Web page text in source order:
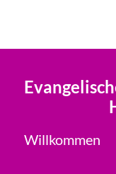
Willkommen